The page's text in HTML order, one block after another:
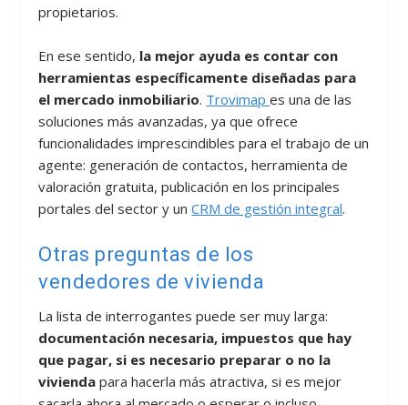
propietarios.
En ese sentido, la mejor ayuda es contar con
herramientas específicamente diseñadas para
el mercado inmobiliario. Trovimapes una de las
soluciones más avanzadas, ya que ofrece
funcionalidades imprescindibles para el trabajo de un
agente: generación de contactos, herramienta de
valoración gratuita, publicación en los principales
portales del sector y unCRM de gestión integral.
Otras preguntas de los
vendedores de vivienda
La lista de interrogantes puede ser muy larga:
documentación necesaria, impuestos que hay
que pagar, si es necesario preparar o no la
vivienda para hacerla más atractiva, si es mejor